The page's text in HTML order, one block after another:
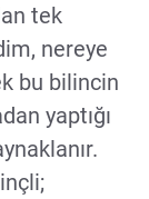
tek
nereye
bu bilincin
yaptığı